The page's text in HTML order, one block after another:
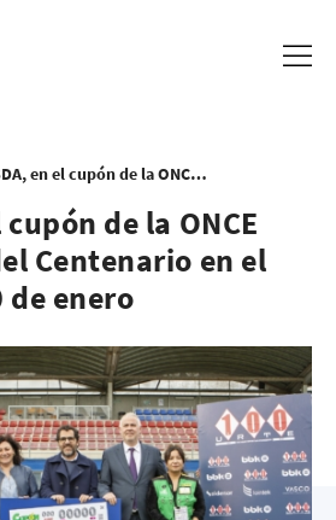
La SDA, en el cupón de la ONCE con motivo del Centenario en el sorteo del 30 de enero
cupón de la ONCE
Centenario en el
de enero